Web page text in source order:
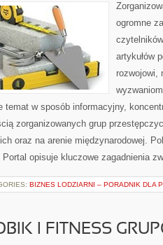
ogromne
artykułów
rozwojowi,
temat w sposób informacyjny,
zorganizowanych grup
oraz na arenie międzynarodowej.
Portal opisuje kluczowe zagadnienia
BIZNES LODZIARNI – PORADNIK DLA
I FITNESS